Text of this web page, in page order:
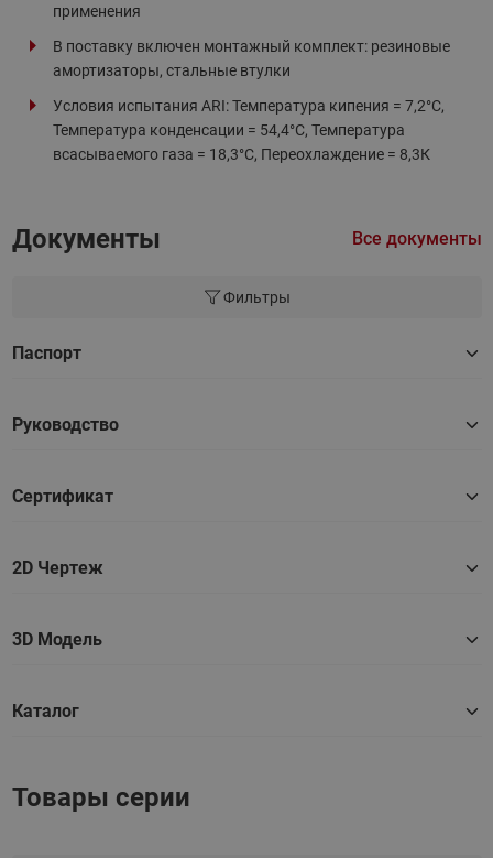
применения
В поставку включен монтажный комплект: резиновые
амортизаторы, стальные втулки
Условия испытания ARI: Температура кипения = 7,2°С,
Температура конденсации = 54,4°С, Температура
всасываемого газа = 18,3°С, Переохлаждение = 8,3К
Документы Все документы
Фильтры
Паспорт
Руководство
Сертификат
2D Чертеж
3D Модель
Каталог
Товары серии